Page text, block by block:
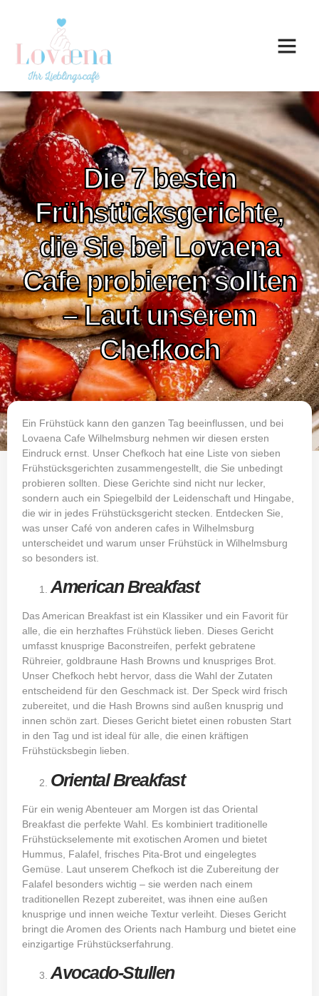
Die 7 besten
Frühstücksgerichte,
die Sie bei Lovaena
Cafe probieren sollten
– Laut unserem
Chefkoch
Ein Frühstück kann den ganzen Tag beeinflussen, und bei
Lovaena Cafe Wilhelmsburg nehmen wir diesen ersten
Eindruck ernst. Unser Chefkoch hat eine Liste von sieben
Frühstücksgerichten zusammengestellt, die Sie unbedingt
probieren sollten. Diese Gerichte sind nicht nur lecker,
sondern auch ein Spiegelbild der Leidenschaft und Hingabe,
die wir in jedes Frühstücksgericht stecken. Entdecken Sie,
was unser Café von anderen cafes in Wilhelmsburg
unterscheidet und warum unser Frühstück in Wilhelmsburg
so besonders ist.
American Breakfast
Das American Breakfast ist ein Klassiker und ein Favorit für
alle, die ein herzhaftes Frühstück lieben. Dieses Gericht
umfasst knusprige Baconstreifen, perfekt gebratene
Rühreier, goldbraune Hash Browns und knuspriges Brot.
Unser Chefkoch hebt hervor, dass die Wahl der Zutaten
entscheidend für den Geschmack ist. Der Speck wird frisch
zubereitet, und die Hash Browns sind außen knusprig und
innen schön zart. Dieses Gericht bietet einen robusten Start
in den Tag und ist ideal für alle, die einen kräftigen
Frühstücksbegin lieben.
Oriental Breakfast
Für ein wenig Abenteuer am Morgen ist das Oriental
Breakfast die perfekte Wahl. Es kombiniert traditionelle
Frühstückselemente mit exotischen Aromen und bietet
Hummus, Falafel, frisches Pita-Brot und eingelegtes
Gemüse. Laut unserem Chefkoch ist die Zubereitung der
Falafel besonders wichtig – sie werden nach einem
traditionellen Rezept zubereitet, was ihnen eine außen
knusprige und innen weiche Textur verleiht. Dieses Gericht
bringt die Aromen des Orients nach Hamburg und bietet eine
einzigartige Frühstückserfahrung.
Avocado-Stullen